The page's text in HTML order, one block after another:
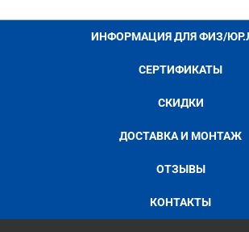
ИНФОРМАЦИЯ ДЛЯ ФИЗ/
СЕРТИФИКАТЫ
СКИДКИ
ДОСТАВКА И МОНТАЖ
ОТЗЫВЫ
КОНТАКТЫ